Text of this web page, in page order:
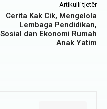
Artikulli tjetër
Cerita Kak Cik, Mengelola
Lembaga Pendidikan,
Sosial dan Ekonomi Rumah
Anak Yatim